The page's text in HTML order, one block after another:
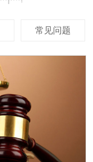
常见问题